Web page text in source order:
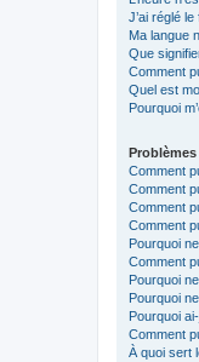
J’ai réglé
Ma langue
Que
Comment
Quel est
Pourquoi
Comment
Comment
Comment
Comment
Pourquoi
Comment
Pourquoi
Pourquoi
Pourquoi
Comment
À quoi sert